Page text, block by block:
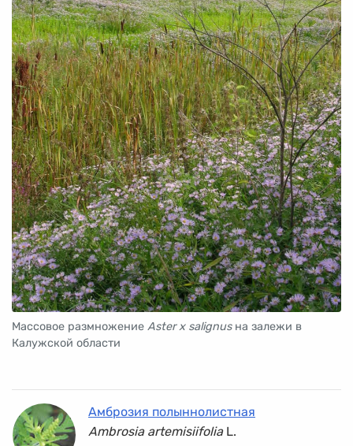
Массовое размножение Aster x salignusна залежи в
Калужской области
Амброзия полыннолистная
Ambrosia artemisiifoliaL.